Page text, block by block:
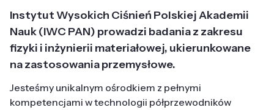
Instytut Wysokich Ciśnień Polskiej Akademii
Nauk (IWC PAN) prowadzi badania z zakresu
fizyki i inżynierii materiałowej, ukierunkowane
na zastosowania przemysłowe.
Jesteśmy unikalnym ośrodkiem z pełnymi
kompetencjami w technologii półprzewodników